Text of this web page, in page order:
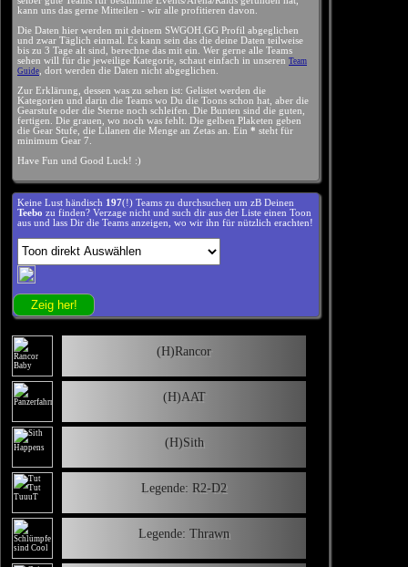
kann uns das gerne Mitteilen - wir alle profitieren davon.
Die Daten hier werden mit deinem SWGOH.GG Profil abgeglichen
und zwar Täglich einmal. Es kann sein das die deine Daten teilweise
bis zu 3 Tage alt sind, berechne das mit ein. Wer gerne alle Teams
sehen will für die jeweilige Kategorie, schaut einfach in unseren Team
Guide , dort werden die Daten nicht abgeglichen.
Zur Erklärung, dessen was zu sehen ist: Gelistet werden die
Kategorien und darin die Teams wo Du die Toons schon hat, aber die
Gearstufe oder die Sterne noch schleifen. Die Bunten sind die guten,
fertigen. Die grauen, wo noch was fehlt. Die gelben Plaketen geben
die Gear Stufe, die Lilanen die Menge an Zetas an. Ein * steht für
minimum Gear 7.
Have Fun und Good Luck! :)
Keine Lust händisch 197(!) Teams zu durchsuchen um zB Deinen
Teebo zu finden? Verzage nicht und such dir aus der Liste einen Toon
aus und lass Dir die Teams anzeigen, wo wir ihn für nützlich erachten!
(H)Rancor
(H)AAT
(H)Sith
Legende: R2-D2
Legende: Thrawn